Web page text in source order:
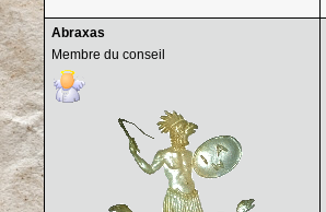
Abraxas
Membre du conseil